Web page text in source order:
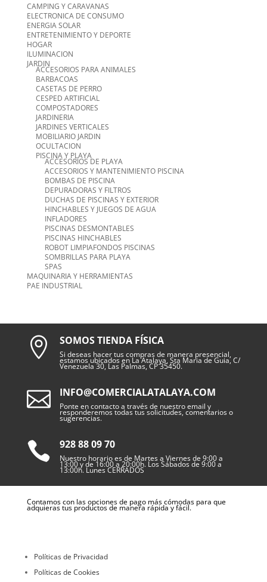
CAMPING Y CARAVANAS
ELECTRONICA DE CONSUMO
ENERGIA SOLAR
ENTRETENIMIENTO Y DEPORTE
HOGAR
ILUMINACION
JARDIN
ACCESORIOS PARA ANIMALES
BARBACOAS
CASETAS DE PERRO
CESPED ARTIFICIAL
COMPOSTADORES
JARDINERIA
JARDINES VERTICALES
MOBILIARIO JARDIN
OCULTACION
PISCINA Y PLAYA
ACCESORIOS DE PLAYA
ACCESORIOS Y MANTENIMIENTO PISCINA
BOMBAS DE PISCINA
DEPURADORAS Y FILTROS
DUCHAS DE PISCINAS Y EXTERIOR
HINCHABLES Y JUEGOS DE AGUA
INFLADORES
PISCINAS DESMONTABLES
PISCINAS HINCHABLES
ROBOT LIMPIAFONDOS PISCINAS
SOMBRILLAS PARA PLAYA
SPAS
MAQUINARIA Y HERRAMIENTAS
PAE INDUSTRIAL
 SOMOS TIENDA FÍSICA
Si deseas hacer tus compras de manera presencial,
estamos ubicados en La Atalaya, Sta Maria de Guia, C/
Venezuela 30, Las Palmas, CP 35450.
 INFO@COMERCIALATALAYA.COM
Ponte en contacto a través de nuestro email y
responderemos todas tus solicitudes, comentarios o
sugerencias.
 928 88 09 70
Nuestro horario es de Martes a Viernes de 9:00 a
13:00 y de 16:00 a 20:00h. Los Sábados de 9:00 a
13:00h. Lunes CERRADOS
Contamos con las opciones de pago más cómodas para que
adquieras tus productos de manera rápida y fácil.
Políticas de Privacidad
Políticas de Cookies